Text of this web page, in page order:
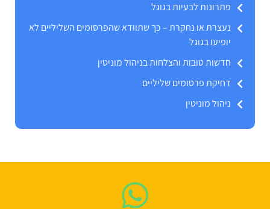
פתרונות לבעיות בגוגל
נעצרת או נחקרת – כך שתוודא שהפרסומים השליליים לא
יופיעו בגוגל
חדשות טובות והצלחות בניהול מוניטין
דחיקת פרסומים שליליים
ניהול מוניטין